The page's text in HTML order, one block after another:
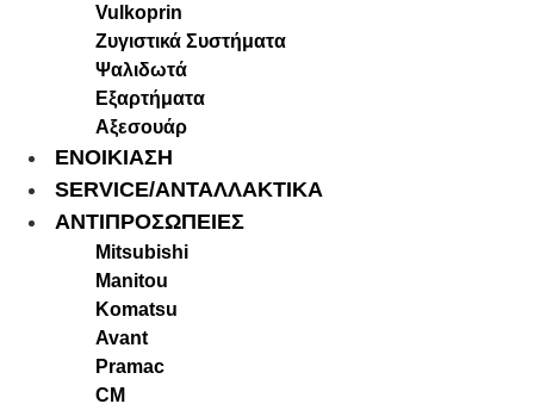
Vulkoprin
Ζυγιστικά Συστήματα
Ψαλιδωτά
Εξαρτήματα
Αξεσουάρ
ΕΝΟΙΚΙΑΣΗ
SERVICE/ΑΝΤΑΛΛΑΚΤΙΚΑ
ΑΝΤΙΠΡΟΣΩΠΕΙΕΣ
Mitsubishi
Manitou
Komatsu
Avant
Pramac
CM